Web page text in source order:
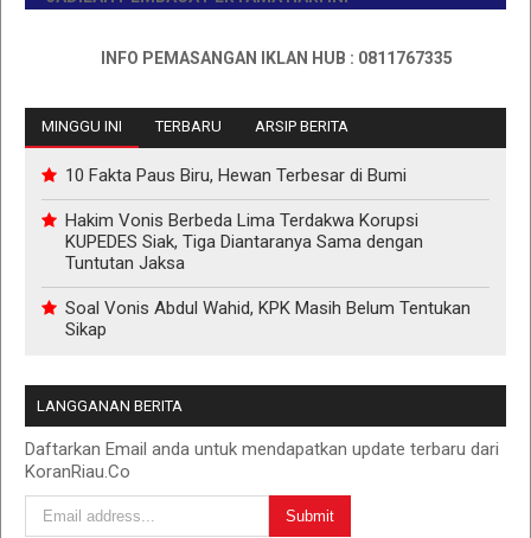
INFO PEMASANGAN IKLAN HUB : 0811767335
MINGGU INI TERBARU ARSIP BERITA
10 Fakta Paus Biru, Hewan Terbesar di Bumi
Hakim Vonis Berbeda Lima Terdakwa Korupsi
KUPEDES Siak, Tiga Diantaranya Sama dengan
Tuntutan Jaksa
Soal Vonis Abdul Wahid, KPK Masih Belum Tentukan
Sikap
LANGGANAN BERITA
Daftarkan Email anda untuk mendapatkan update terbaru dari
KoranRiau.Co